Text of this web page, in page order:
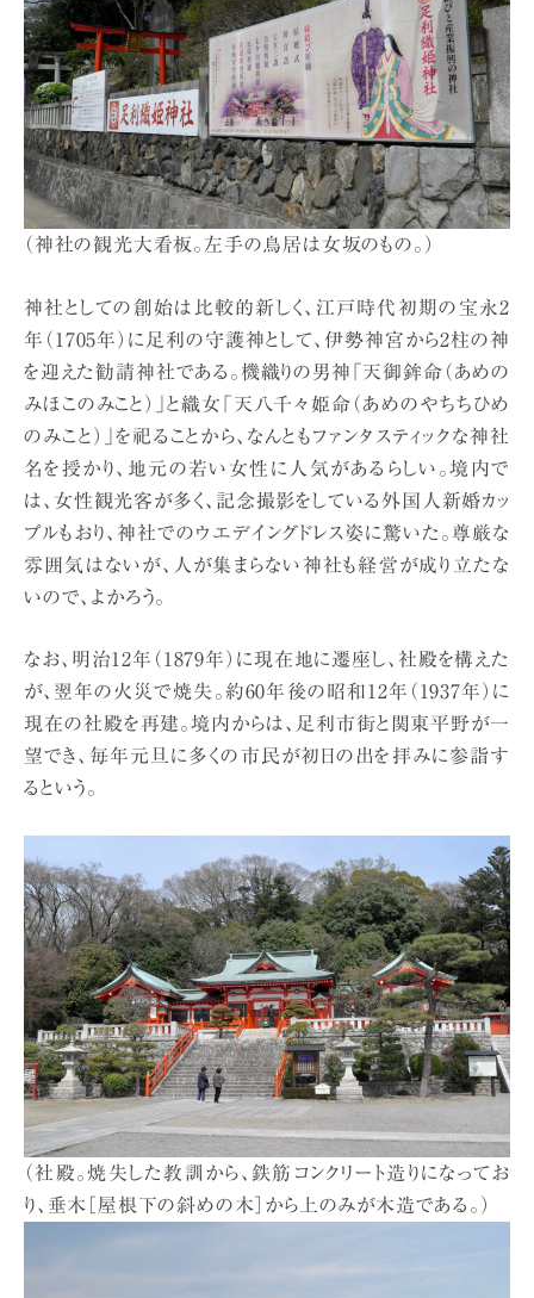
（神社の観光大看板。左手の鳥居は女坂のもの。）
神社としての創始は比較的新しく、江戸時代初期の宝永2
年（1705年）に足利の守護神として、伊勢神宮から2柱の神
を迎えた勧請神社である。機織りの男神「天御鉾命（あめの
みほこのみこと）」と織女「天八千々姫命（あめのやちちひめ
のみこと）」を祀ることから、なんともファンタスティックな神社
名を授かり、地元の若い女性に人気があるらしい。境内で
は、女性観光客が多く、記念撮影をしている外国人新婚カッ
プルもおり、神社でのウエデイングドレス姿に驚いた。尊厳な
雰囲気はないが、人が集まらない神社も経営が成り立たな
いので、よかろう。
なお、明治12年（1879年）に現在地に遷座し、社殿を構えた
が、翌年の火災で焼失。約60年後の昭和12年（1937年）に
現在の社殿を再建。境内からは、足利市街と関東平野が一
望でき、毎年元旦に多くの市民が初日の出を拝みに参詣す
るという。
（社殿。焼失した教訓から、鉄筋コンクリート造りになってお
り、垂木［屋根下の斜めの木］から上のみが木造である。）